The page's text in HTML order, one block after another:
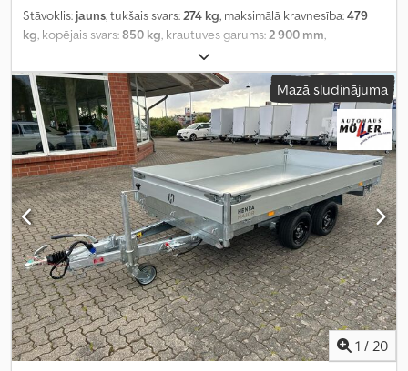
Stāvoklis: jauns, tukšais svars:274 kg, maksimālā kravnesība:479
kg, kopējais svars:850 kg, krautuves garums:2 900 mm,
1 700 mm
augstums:900 mm,
Mazā sludinājuma
1 / 20